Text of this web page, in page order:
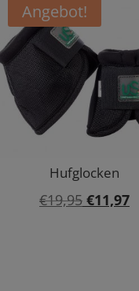
Angebot!
Hufglocken
€19,95 €11,97